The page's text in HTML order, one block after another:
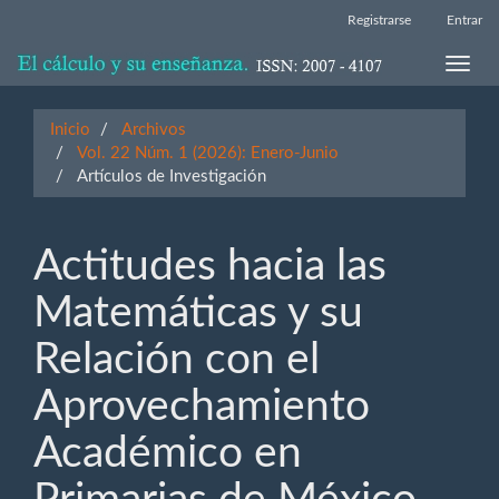
Contenido
lateral
Registrarse Entrar
Toggle
Inicio
Archivos
Vol. 22 Núm. 1 (2026): Enero-Junio
Artículos de Investigación
Actitudes hacia las
Matemáticas y su
Relación con el
Aprovechamiento
Académico en